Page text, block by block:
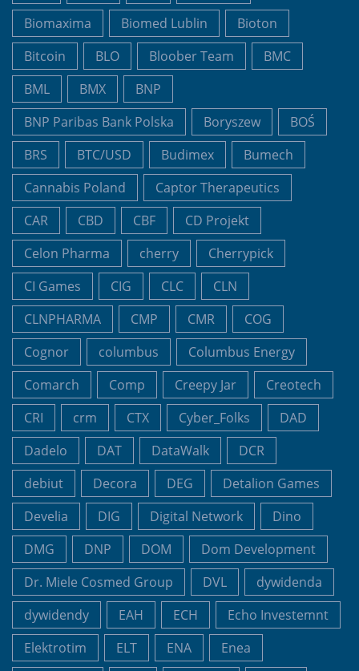
Biomaxima
Biomed Lublin
Bioton
Bitcoin
BLO Bloober Team
BMC
BML
BMX
BNP
BNP Paribas Bank Polska
Boryszew
BOŚ
BRS
BTC/USD Budimex
Bumech
Cannabis Poland
Captor Therapeutics
CAR
CBD CBF
CD Projekt
Celon Pharma
cherry
Cherrypick
CI Games
CIG CLC
CLN
CLNPHARMA
CMP CMR
COG
Cognor
columbus
Columbus Energy
Comarch
Comp Creepy Jar
Creotech
CRI
crm CTX Cyber_Folks
DAD
Dadelo
DAT DataWalk
DCR
debiut
Decora DEG
Detalion Games
Develia
DIG Digital Network
Dino
DMG
DNP DOM
Dom Development
Dr. Miele Cosmed Group
DVL
dywidenda
dywidendy
EAH ECH
Echo Investemnt
Elektrotim
ELT ENA
Enea